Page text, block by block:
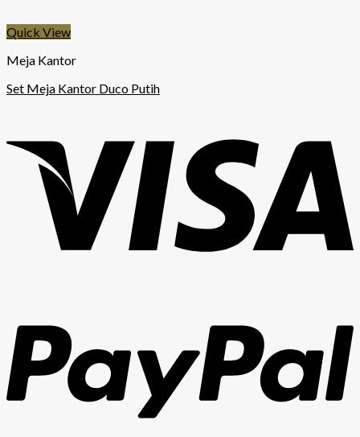
Quick View
Meja Kantor
Set Meja Kantor Duco Putih